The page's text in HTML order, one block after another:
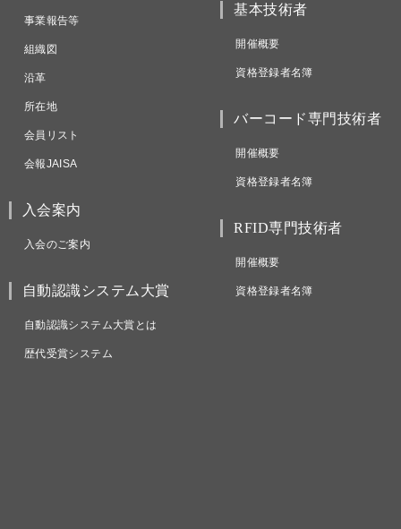
事業報告等
組織図
沿革
所在地
会員リスト
会報JAISA
入会案内
入会のご案内
自動認識システム大賞
自動認識システム大賞とは
歴代受賞システム
基本技術者
開催概要
資格登録者名簿
バーコード専門技術者
開催概要
資格登録者名簿
RFID専門技術者
開催概要
資格登録者名簿